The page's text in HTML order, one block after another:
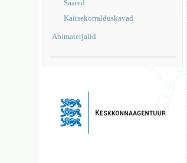
Saared
Kaitsekorralduskavad
Abimaterjalid